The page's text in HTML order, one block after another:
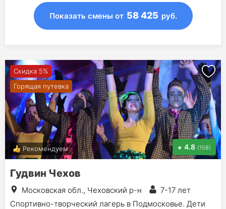
Показать смены от 58 425 руб.
Скидка 5%
Горящая путевка
Рекомендуем 4.8 (158)
Гудвин Чехов
Московская обл., Чеховский р-н
7-17 лет
Спортивно-творческий лагерь в Подмосковье. Дети